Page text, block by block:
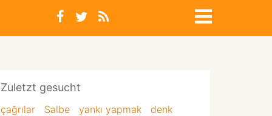
Zuletzt gesucht
çağrılar Salbe yankı yapmak
denk